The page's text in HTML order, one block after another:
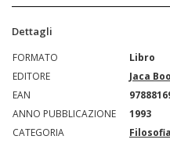
Dettagli
FORMATO
Libro
EDITORE
Jaca
EAN
ANNO PUBBLICAZIONE
1993
CATEGORIA
Filosofia